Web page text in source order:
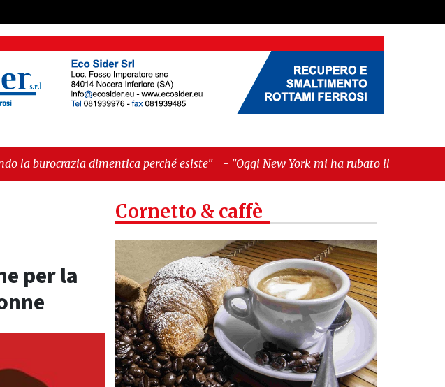
perché esiste" -"Oggi New York mi ha rubato il cuore. Ancora"
per la
Cornetto & caffè